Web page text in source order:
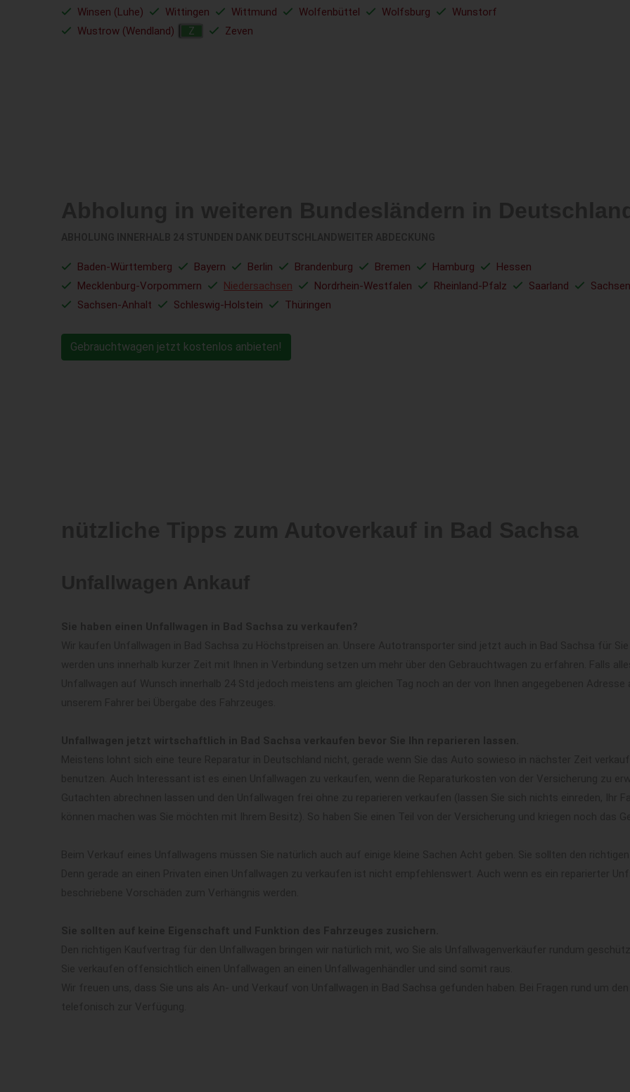
Winsen (Luhe)
Wittingen Wittmund Wolfenbüttel Wolfsburg
Wunstorf
Wustrow (Wendland)
Z Zeven
Baden-Württemberg Bayern Berlin Brandenburg Bremen Hamburg
Hessen
Mecklenburg-Vorpommern
Niedersachsen Nordrhein-Westfalen Rheinland-Pfalz Saarland
Sachsen
Sachsen-Anhalt
Schleswig-Holstein Thüringen
Gebrauchtwagen jetzt kostenlos anbieten!